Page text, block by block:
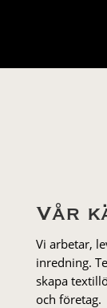
Vår
Vi arbetar,
inredning.
skapa
och företag.